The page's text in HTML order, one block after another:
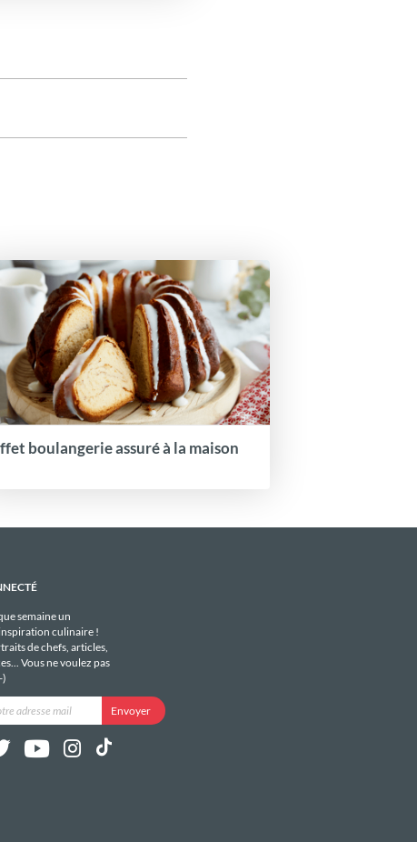
boulangerie assuré à la maison
semaine un
culinaire !
de chefs, articles,
Vous ne voulez pas
)